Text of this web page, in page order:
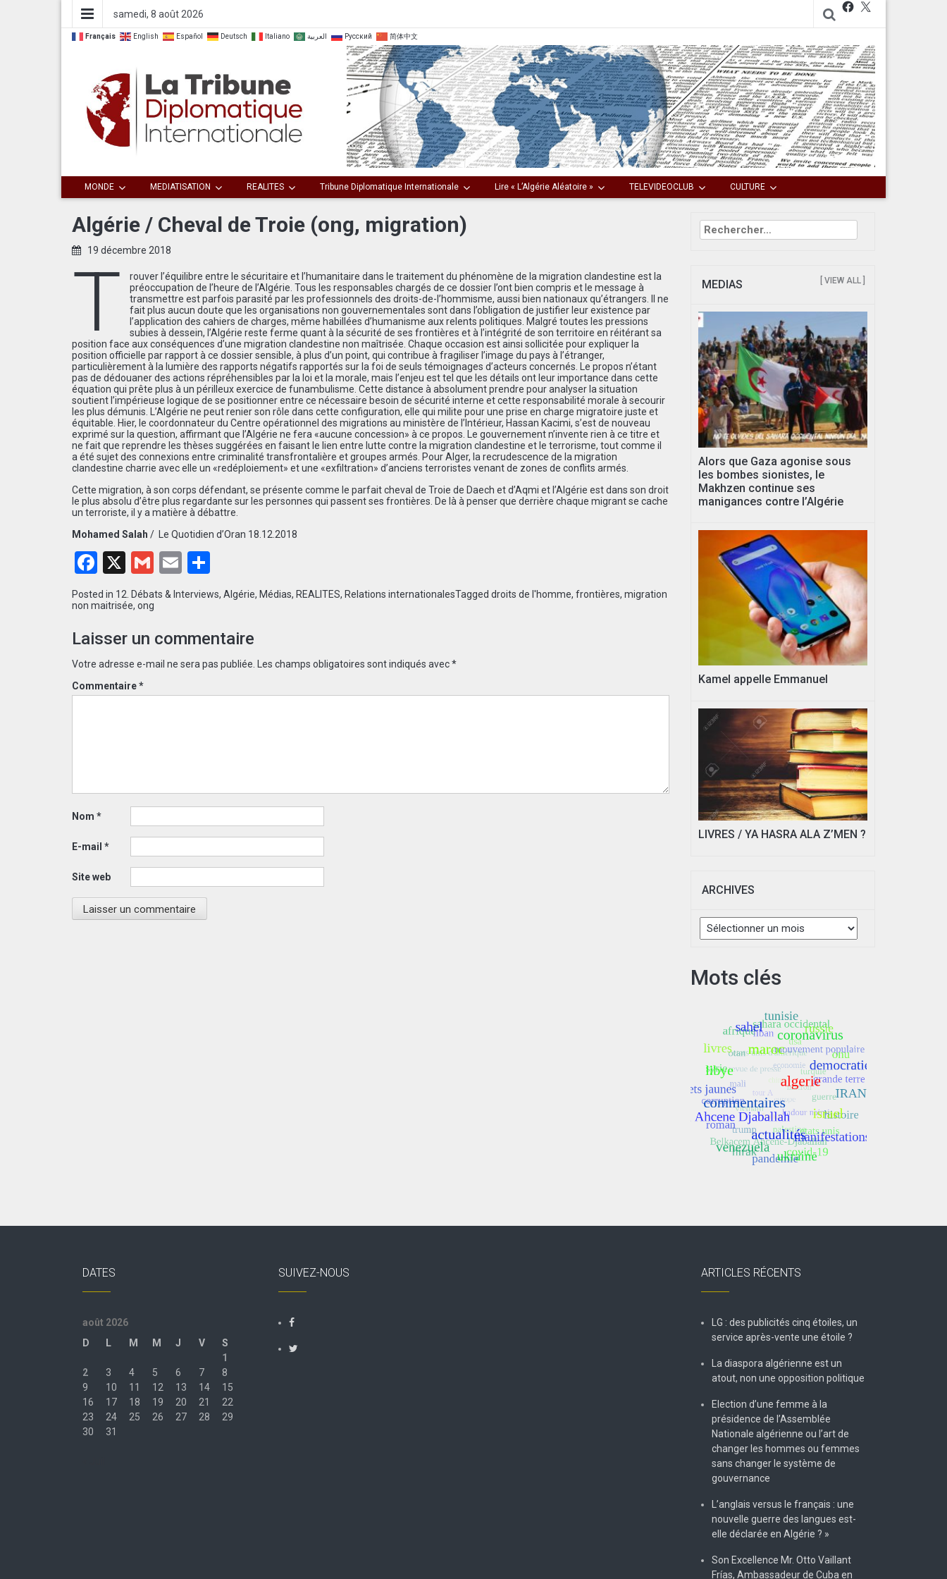
samedi, 8 août 2026
Français English Español Deutsch Italiano العربية Русский 简体中文
Facebook
La Tribune
Diplomatique
Internationale
MONDE MEDIATISATION REALITES Tribune Diplomatique Internationale Lire « L’Algérie Aléatoire » TELEVIDEOCLUB CULTURE
Algérie / Cheval de Troie (ong, migration)
19 décembre 2018
T
rouver l’équilibre entre le sécuritaire et l’humanitaire dans le traitement du phénomène de la migration clandestine est la
préoccupation de l’heure de l’Algérie. Tous les responsables chargés de ce dossier l’ont bien compris et le message à
transmettre est parfois parasité par les professionnels des droits-de-l’hommisme, aussi bien nationaux qu’étrangers. Il ne
fait plus aucun doute que les organisations non gouvernementales sont dans l’obligation de justifier leur existence par
l’application des cahiers de charges, même habillées d’humanisme aux relents politiques. Malgré toutes les pressions
subies à dessein, l’Algérie reste ferme quant à la sécurité de ses frontières et à l’intégrité de son territoire en réitérant sa
position face aux conséquences d’une migration clandestine non maîtrisée. Chaque occasion est ainsi sollicitée pour expliquer la
position officielle par rapport à ce dossier sensible, à plus d’un point, qui contribue à fragiliser l’image du pays à l’étranger,
particulièrement à la lumière des rapports négatifs rapportés sur la foi de seuls témoignages d’acteurs concernés. Le propos n’étant
pas de dédouaner des actions répréhensibles par la loi et la morale, mais l’enjeu est tel que les détails ont leur importance dans cette
équation qui prête plus à un périlleux exercice de funambulisme. Cette distance à absolument prendre pour analyser la situation
soutient l’impérieuse logique de se positionner entre ce nécessaire besoin de sécurité interne et cette responsabilité morale à secourir
les plus démunis. L’Algérie ne peut renier son rôle dans cette configuration, elle qui milite pour une prise en charge migratoire juste et
équitable. Hier, le coordonnateur du Centre opérationnel des migrations au ministère de l’Intérieur, Hassan Kacimi, s’est de nouveau
exprimé sur la question, affirmant que l’Algérie ne fera «aucune concession» à ce propos. Le gouvernement n’invente rien à ce titre et
ne fait que reprendre les thèses suggérées en faisant le lien entre lutte contre la migration clandestine et le terrorisme, tout comme il
a été sujet des connexions entre criminalité transfrontalière et groupes armés. Pour Alger, la recrudescence de la migration
clandestine charrie avec elle un «redéploiement» et une «exfiltration» d’anciens terroristes venant de zones de conflits armés.
Cette migration, à son corps défendant, se présente comme le parfait cheval de Troie de Daech et d’Aqmi et l’Algérie est dans son droit
le plus absolu d’être plus regardante sur les personnes qui passent ses frontières. De là à penser que derrière chaque migrant se cache
un terroriste, il y a matière à débattre.
Mohamed Salah / Le Quotidien d’Oran 18.12.2018
Facebook
X Gmail
Email
Posted in 12. Débats & Interviews, Algérie, Médias, REALITES, Relations internationalesTagged droits de l'homme, frontières, migration
non maitrisée, ong
Laisser un commentaire
Votre adresse e-mail ne sera pas publiée. Les champs obligatoires sont indiqués avec*
Commentaire*
Nom *
E-mail *
Site web
Rechercher :
MEDIAS [ VIEW ALL ]
Alors que Gaza agonise sous
les bombes sionistes, le
Makhzen continue ses
manigances contre l’Algérie
Kamel appelle Emmanuel
LIVRES / YA HASRA ALA Z’MEN ?
ARCHIVES
Archives
Mots clés
DATES
août 2026
D
L M M J V
S
1
2
3 4 5 6 7
8
9
10 11 12 13 14
15
16
17 18 19 20 21
22
23
24 25 26 27 28
29
30
31
SUIVEZ-NOUS ARTICLES RÉCENTS
LG : des publicités cinq étoiles, un
service après-vente une étoile ?
La diaspora algérienne est un
atout, non une opposition politique
Election d’une femme à la
présidence de l’Assemblée
Nationale algérienne ou l’art de
changer les hommes ou femmes
sans changer le système de
gouvernance
L’anglais versus le français : une
nouvelle guerre des langues est-
elle déclarée en Algérie ? »
Son Excellence Mr. Otto Vaillant
Frías, Ambassadeur de Cuba en